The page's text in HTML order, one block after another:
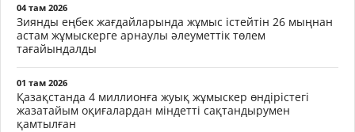
04 там 2026
Зиянды еңбек жағдайларында жұмыс істейтін 26 мыңнан
астам жұмыскерге арнаулы әлеуметтік төлем
тағайындалды
01 там 2026
Қазақстанда 4 миллионға жуық жұмыскер өндірістегі
жазатайым оқиғалардан міндетті сақтандырумен
қамтылған